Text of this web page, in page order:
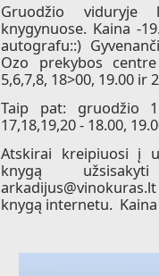
Gruodžio viduryje
knygynuose. Kaina -
autografu::)
Ozo prekybos
5,6,7,8, 18>00, 19.00 ir
Taip pat: gruodžio
17,18,19,20 - 18.00,
Atskirai kreipiuosi į
knygą
knygą internetu.